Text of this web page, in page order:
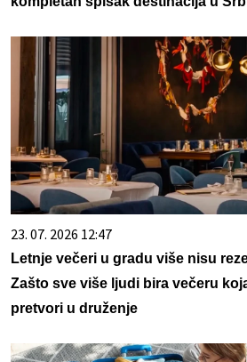
23. 07. 2026 12:47
Letnje večeri u gradu više nisu
Zašto sve više ljudi bira večeru
pretvori u druženje